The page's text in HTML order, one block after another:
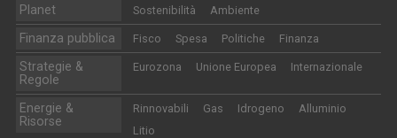
Planet Sostenibilità Ambiente
Finanza pubblica Fisco Spesa Politiche Finanza
Strategie &
Regole
Eurozona Unione Europea Internazionale
Energie &
Risorse
Rinnovabili Gas Idrogeno
Alluminio
Litio